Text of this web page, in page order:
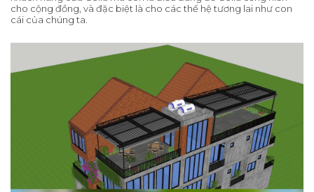
cho cộng đồng, và đặc biệt là cho các thế hệ tương lai như con
cái của chúng ta.